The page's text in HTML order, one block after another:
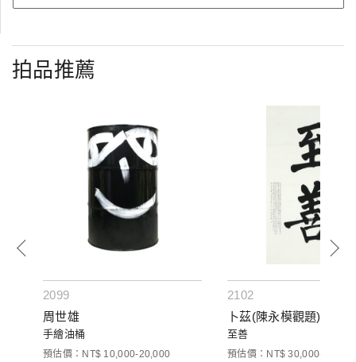
拍品推薦
2099
周世雄
手繪油桶
預估價：NT$ 10,000-20,000
2102
卜茲(陳永模觀題)
至善
預估價：NT$ 30,000-50,000